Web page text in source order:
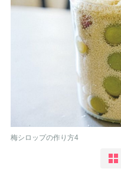
梅シロップの作り方4